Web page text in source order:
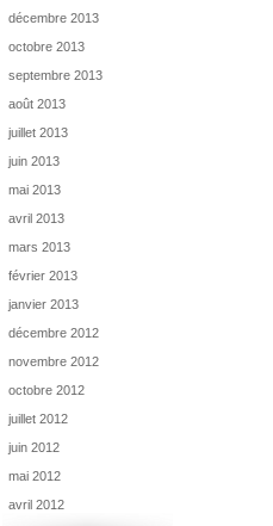
décembre 2013
octobre 2013
septembre 2013
août 2013
juillet 2013
juin 2013
mai 2013
avril 2013
mars 2013
février 2013
janvier 2013
décembre 2012
novembre 2012
octobre 2012
juillet 2012
juin 2012
mai 2012
avril 2012